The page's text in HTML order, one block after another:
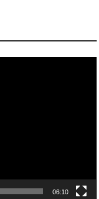
06:10